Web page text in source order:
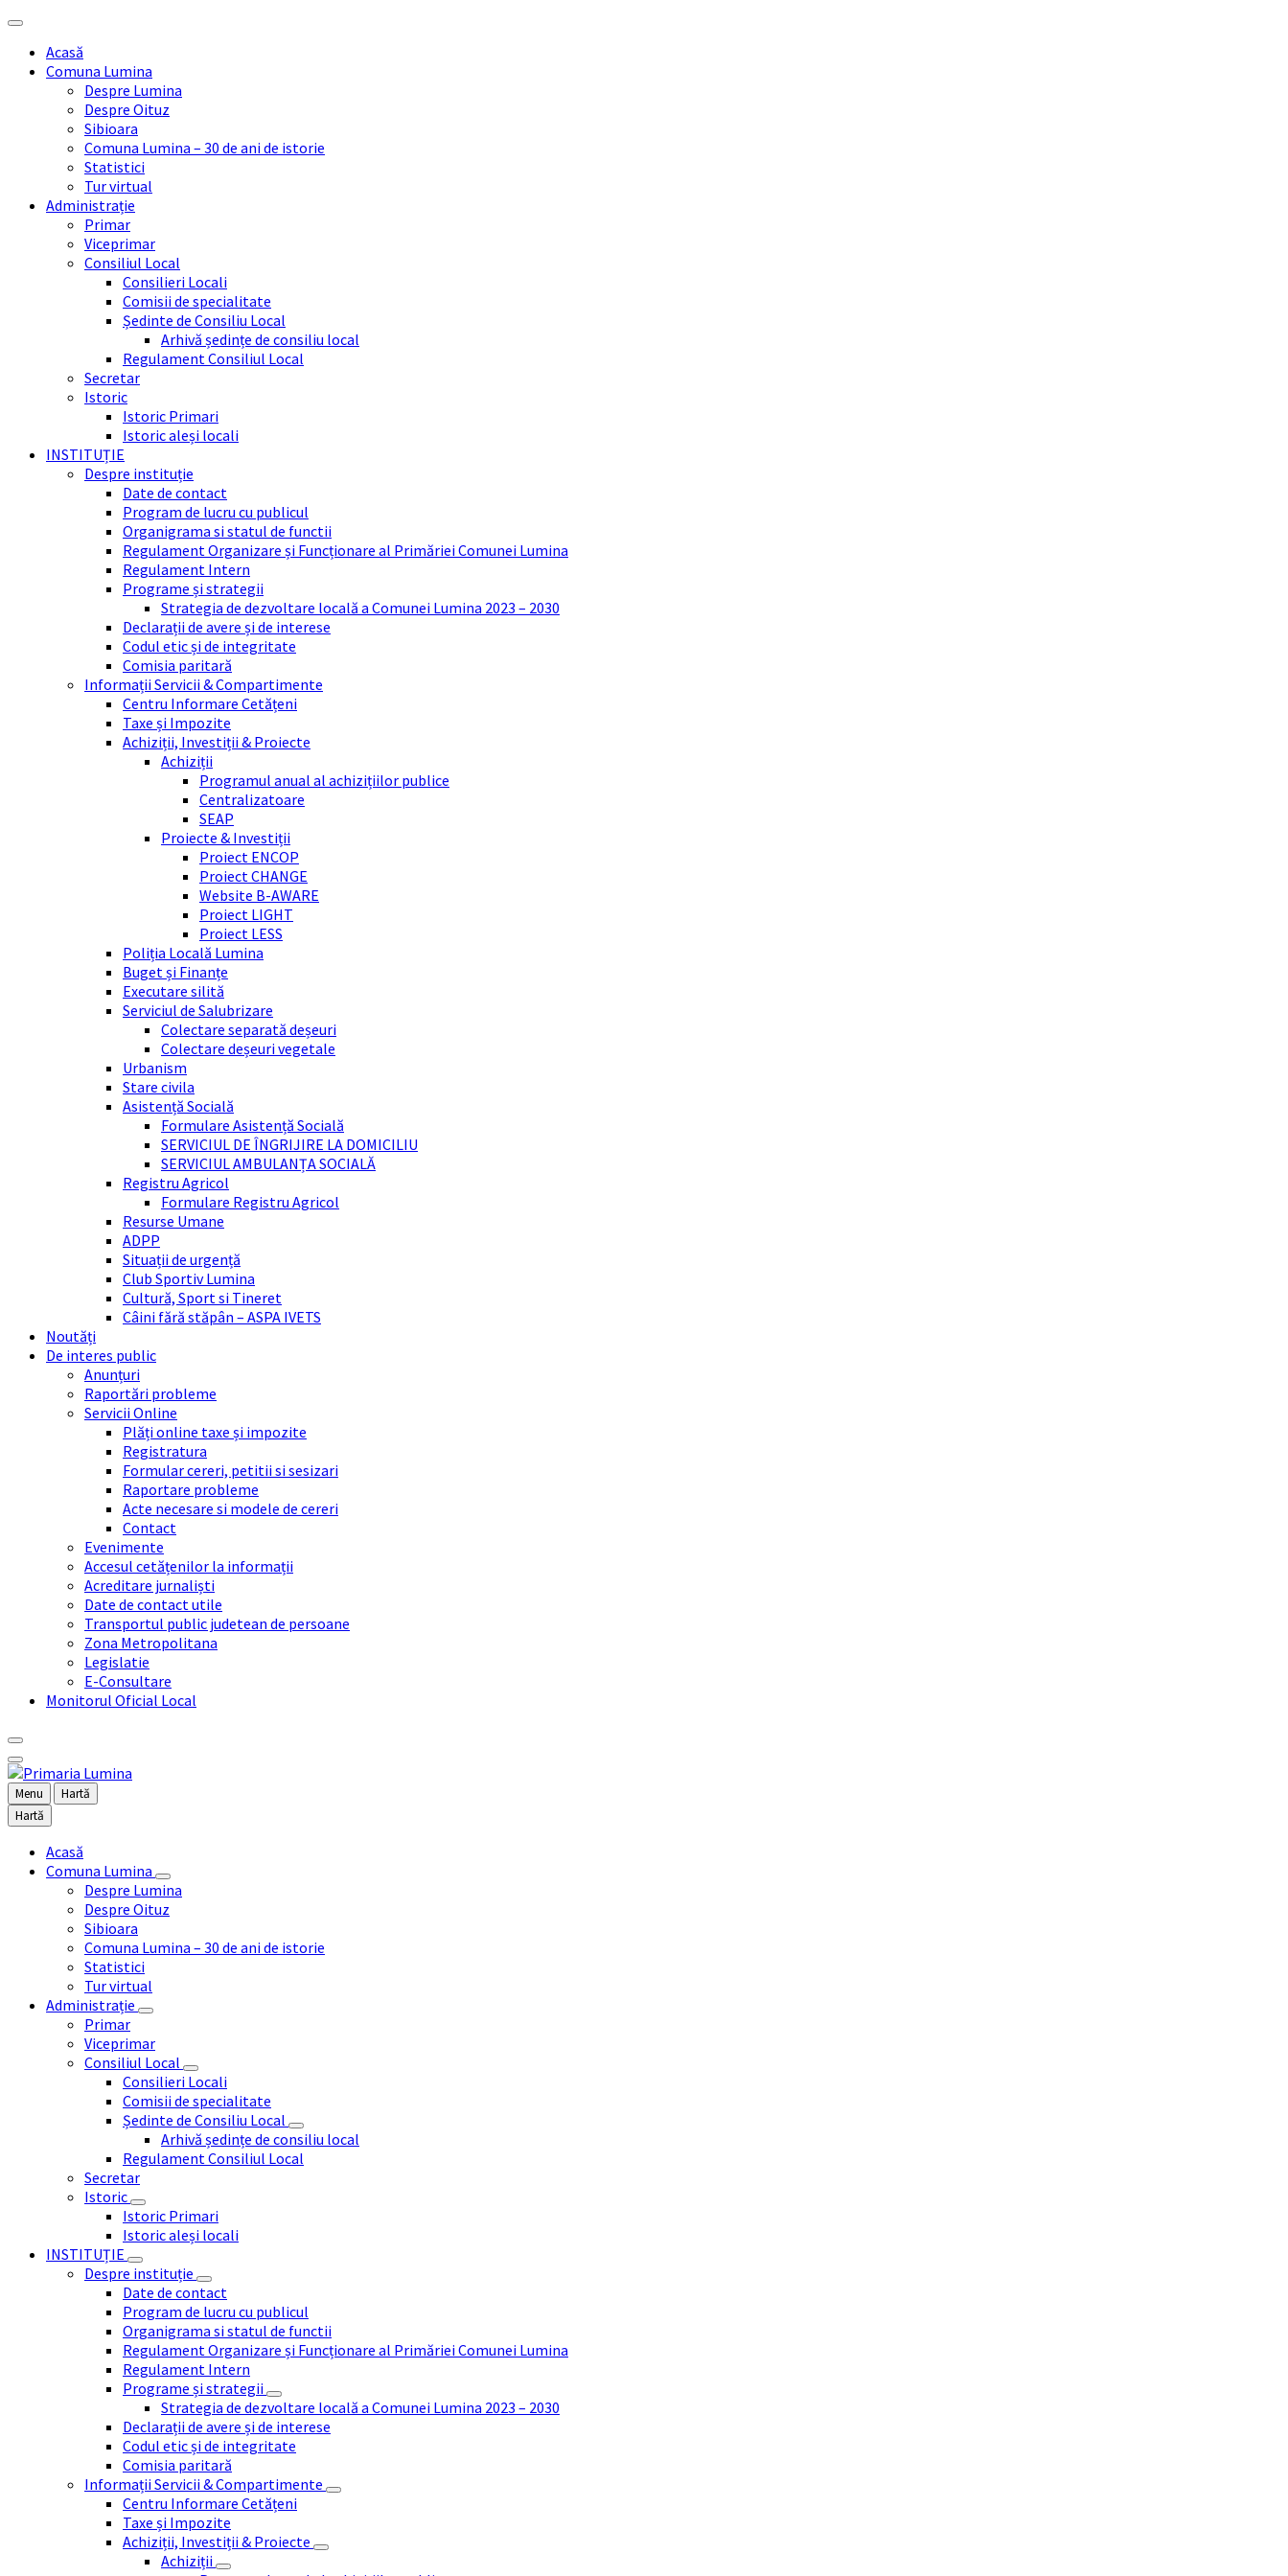
Skip
content
Skip
sidebar
Skip
right
sidebar
Skip
footerAcasă
Comuna Lumina
Despre Lumina
Despre Oituz
Sibioara
Comuna Lumina – 30 de ani de istorie
Statistici
Tur virtual
Administrație
Primar
Viceprimar
Consiliul Local
Consilieri Locali
Comisii de specialitate
Ședinte de Consiliu Local
Arhivă ședințe de consiliu local
Regulament Consiliul Local
Secretar
Istoric
Istoric Primari
Istoric aleși locali
INSTITUȚIE
Despre instituție
Date de contact
Program de lucru cu publicul
Organigrama si statul de functii
Regulament Organizare și Funcționare al Primăriei Comunei Lumina
Regulament Intern
Programe și strategii
Strategia de dezvoltare locală a Comunei Lumina 2023 – 2030
Declarații de avere și de interese
Codul etic și de integritate
Comisia paritară
Informații Servicii & Compartimente
Centru Informare Cetățeni
Taxe și Impozite
Achiziții, Investiții & Proiecte
Achiziții
Programul anual al achizițiilor publice
Centralizatoare
SEAP
Proiecte & Investiții
Proiect ENCOP
Proiect CHANGE
Website B-AWARE
Proiect LIGHT
Proiect LESS
Poliția Locală Lumina
Buget și Finanțe
Executare silită
Serviciul de Salubrizare
Colectare separată deșeuri
Colectare deșeuri vegetale
Urbanism
Stare civila
Asistență Socială
Formulare Asistență Socială
SERVICIUL DE ÎNGRIJIRE LA DOMICILIU
SERVICIUL AMBULANȚA SOCIALĂ
Registru Agricol
Formulare Registru Agricol
Resurse Umane
ADPP
Situații de urgență
Club Sportiv Lumina
Cultură, Sport si Tineret
Câini fără stăpân – ASPA IVETS
Noutăți
De interes public
Anunțuri
Raportări probleme
Servicii Online
Plăți online taxe și impozite
Registratura
Formular cereri, petitii si sesizari
Raportare probleme
Acte necesare si modele de cereri
Contact
Evenimente
Accesul cetățenilor la informații
Acreditare jurnaliști
Date de contact utile
Transportul public judetean de persoane
Zona Metropolitana
Legislatie
E-Consultare
Monitorul Oficial Local
Menu
Hartă
Hartă
Acasă
Comuna Lumina
Despre Lumina
Despre Oituz
Sibioara
Comuna Lumina – 30 de ani de istorie
Statistici
Tur virtual
Administrație
Primar
Viceprimar
Consiliul Local
Consilieri Locali
Comisii de specialitate
Ședinte de Consiliu Local
Arhivă ședințe de consiliu local
Regulament Consiliul Local
Secretar
Istoric
Istoric Primari
Istoric aleși locali
INSTITUȚIE
Despre instituție
Date de contact
Program de lucru cu publicul
Organigrama si statul de functii
Regulament Organizare și Funcționare al Primăriei Comunei Lumina
Regulament Intern
Programe și strategii
Strategia de dezvoltare locală a Comunei Lumina 2023 – 2030
Declarații de avere și de interese
Codul etic și de integritate
Comisia paritară
Informații Servicii & Compartimente
Centru Informare Cetățeni
Taxe și Impozite
Achiziții, Investiții & Proiecte
Achiziții